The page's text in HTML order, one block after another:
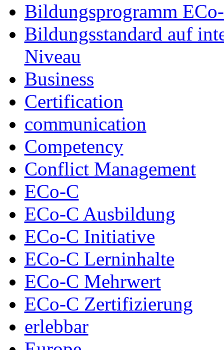
Bildungsprogramm
Bildungsstandard auf
Niveau
Business
Certification
communication
Competency
Conflict Management
ECo-C
ECo-C Ausbildung
ECo-C Initiative
ECo-C Lerninhalte
ECo-C Mehrwert
ECo-C Zertifizierung
erlebbar